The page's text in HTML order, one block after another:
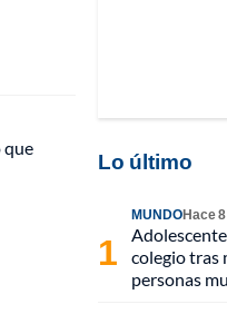
que
Lo último
MUNDOHace
colegio tras
personas